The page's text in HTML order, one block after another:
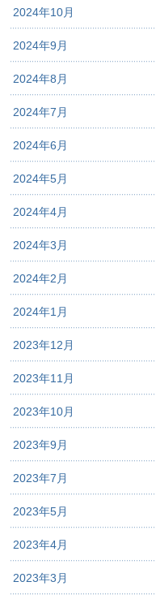
2024年10月
2024年9月
2024年8月
2024年7月
2024年6月
2024年5月
2024年4月
2024年3月
2024年2月
2024年1月
2023年12月
2023年11月
2023年10月
2023年9月
2023年7月
2023年5月
2023年4月
2023年3月